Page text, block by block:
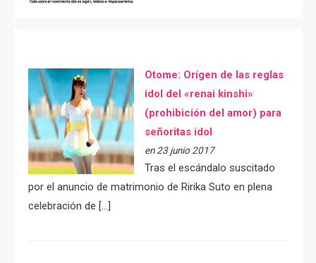
Otome: Orígen de las reglas
idol del «renai kinshi»
(prohibición del amor) para
señoritas idol
en 23 junio 2017
Tras el escándalo suscitado
por el anuncio de matrimonio de Ririka Suto en plena
celebración de […]